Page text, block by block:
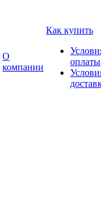
О
компании
Как купить
оплаты